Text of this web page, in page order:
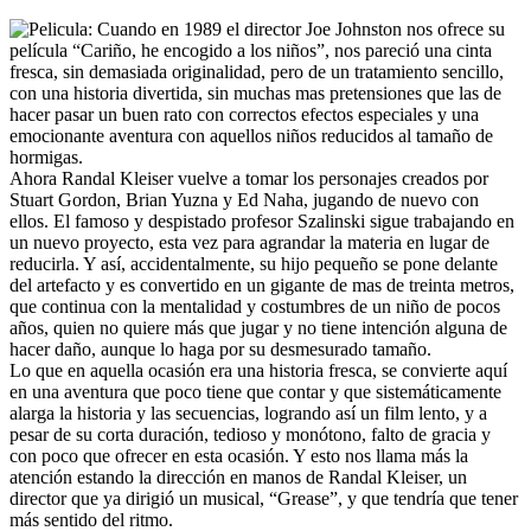
Cuando en 1989 el director Joe Johnston nos ofrece su
película “Cariño, he encogido a los niños”, nos pareció una cinta
fresca, sin demasiada originalidad, pero de un tratamiento sencillo,
con una historia divertida, sin muchas mas pretensiones que las de
hacer pasar un buen rato con correctos efectos especiales y una
emocionante aventura con aquellos niños reducidos al tamaño de
hormigas.
Ahora Randal Kleiser vuelve a tomar los personajes creados por
Stuart Gordon, Brian Yuzna y Ed Naha, jugando de nuevo con
ellos. El famoso y despistado profesor Szalinski sigue trabajando en
un nuevo proyecto, esta vez para agrandar la materia en lugar de
reducirla. Y así, accidentalmente, su hijo pequeño se pone delante
del artefacto y es convertido en un gigante de mas de treinta metros,
que continua con la mentalidad y costumbres de un niño de pocos
años, quien no quiere más que jugar y no tiene intención alguna de
hacer daño, aunque lo haga por su desmesurado tamaño.
Lo que en aquella ocasión era una historia fresca, se convierte aquí
en una aventura que poco tiene que contar y que sistemáticamente
alarga la historia y las secuencias, logrando así un film lento, y a
pesar de su corta duración, tedioso y monótono, falto de gracia y
con poco que ofrecer en esta ocasión. Y esto nos llama más la
atención estando la dirección en manos de Randal Kleiser, un
director que ya dirigió un musical, “Grease”, y que tendría que tener
más sentido del ritmo.